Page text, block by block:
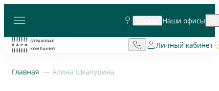
Наши офисы
Личный кабинет
Главная Алина Шкапурина